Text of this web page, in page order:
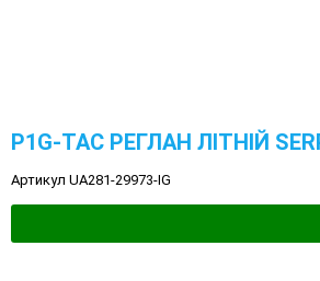
P1G-TAC РЕГЛАН ЛІТНІЙ
Артикул UA281-29973-IG